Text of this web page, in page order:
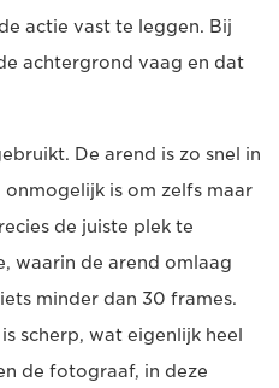
actie vast te leggen. Bij
achtergrond vaag en dat
De arend is zo snel in
is om zelfs maar
de juiste plek te
waarin de arend omlaag
minder dan 30 frames.
scherp, wat eigenlijk heel
de fotograaf, in deze